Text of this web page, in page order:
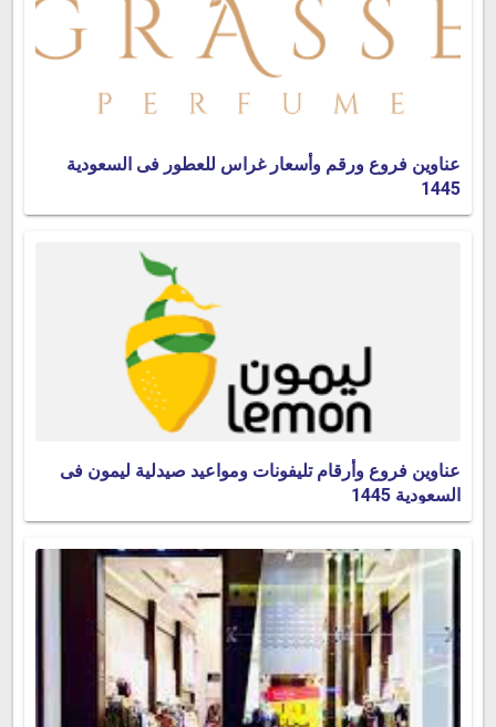
عناوين فروع ورقم وأسعار غراس للعطور فى السعودية
1445
عناوين فروع وأرقام تليفونات ومواعيد صيدلية ليمون فى
السعودية 1445